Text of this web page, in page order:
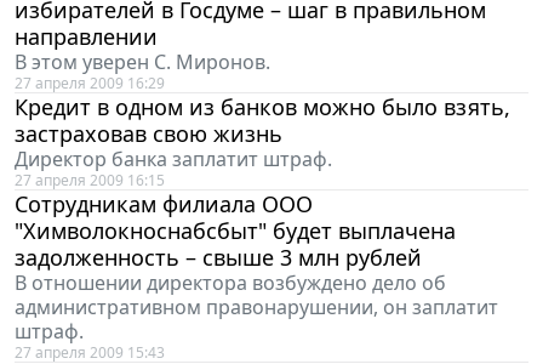
избирателей в Госдуме – шаг в правильном
направлении
В этом уверен С. Миронов.
27 апреля 2009 16:29
Кредит в одном из банков можно было взять,
застраховав свою жизнь
Директор банка заплатит штраф.
27 апреля 2009 16:15
Сотрудникам филиала ООО
"Химволокноснабсбыт" будет выплачена
задолженность – свыше 3 млн рублей
В отношении директора возбуждено дело об
административном правонарушении, он заплатит
штраф.
27 апреля 2009 15:43